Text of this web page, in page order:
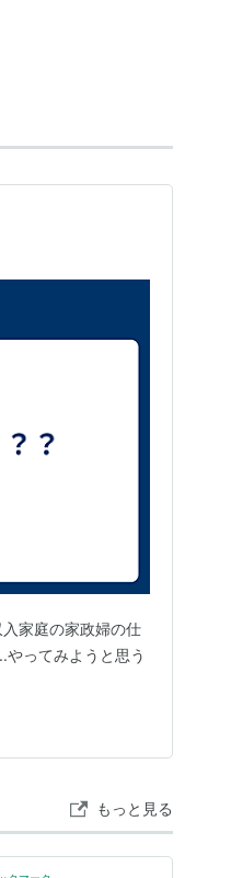
家庭の家政婦の仕
ってみようと思う
もっと見る